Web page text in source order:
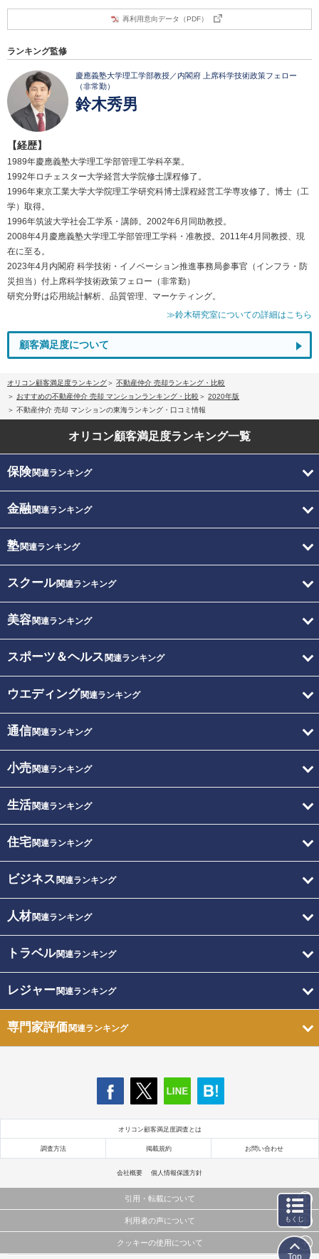
再利用意向データ（PDF）
ランキング監修
慶應義塾大学理工学部教授／内閣府 上席科学技術政策フェロー
（非常勤）
鈴木秀男
【経歴】
1989年慶應義塾大学理工学部管理工学科卒業。
1992年ロチェスター大学経営大学院修士課程修了。
1996年東京工業大学大学院理工学研究科博士課程経営工学専攻修了。博士（工
学）取得。
1996年筑波大学社会工学系・講師。2002年6月同助教授。
2008年4月慶應義塾大学理工学部管理工学科・准教授。2011年4月同教授、現
在に至る。
2023年4月内閣府 科学技術・イノベーション推進事務局参事官（インフラ・防
災担当）付上席科学技術政策フェロー（非常勤）
研究分野は応用統計解析、品質管理、マーケティング。
≫鈴木研究室についての詳細はこちら
顧客満足度について
オリコン顧客満足度ランキング
不動産仲介 売却ランキング・比較
おすすめの不動産仲介 売却 マンションランキング・比較
2020年版
不動産仲介 売却 マンションの東海ランキング・口コミ情報
オリコン顧客満足度ランキング一覧
保険関連ランキング
金融関連ランキング
塾関連ランキング
スクール関連ランキング
美容関連ランキング
スポーツ＆ヘルス 関連ランキング
ウエディング関連ランキング
通信関連ランキング
小売関連ランキング
生活関連ランキング
住宅関連ランキング
ビジネス 関連ランキング
人材関連ランキング
トラベル関連ランキング
レジャー関連ランキング
専門家評価関連ランキング
オリコン顧客満足度調査とは
調査方法 掲載規約 お問い合わせ
会社概要 個人情報保護方針
引用・転載について
当サイトで公開されている情報（文字、写真、イラスト、画像データ等）及びこれらの配置・
これらの情報を権利者の許可なく無断転載・複製などの二次利用を行うことは固く禁じており
利用者の声について
当サイトに掲載している内容はすべてサービスの利用者が提出された見解・感想です。
クッキーの使用について
もくじ
Top